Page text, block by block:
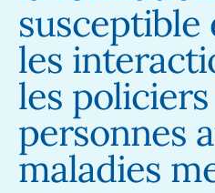
les
les
personnes
maladies